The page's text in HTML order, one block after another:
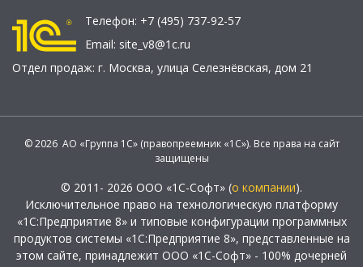
Телефон: +7 (495) 737-92-57
Email: site_v8@1c.ru
Отдел продаж: г. Москва, улица Селезнёвская, дом 21
© 2026 АО «Группа 1С» (правопреемник «1С»). Все права на сайт
защищены
© 2011- 2026 ООО «1С-Софт» (о компании).
Исключительное право на технологическую платформу
«1С:Предприятие 8» и типовые конфигурации программных
продуктов системы «1С:Предприятие 8», представленные на
этом сайте, принадлежит ООО «1С-Софт» - 100% дочерней